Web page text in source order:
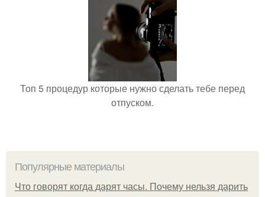
Топ 5 процедур которые нужно сделать тебе перед
отпуском.
Популярные материалы
Что говорят когда дарят часы. Почему нельзя дарить